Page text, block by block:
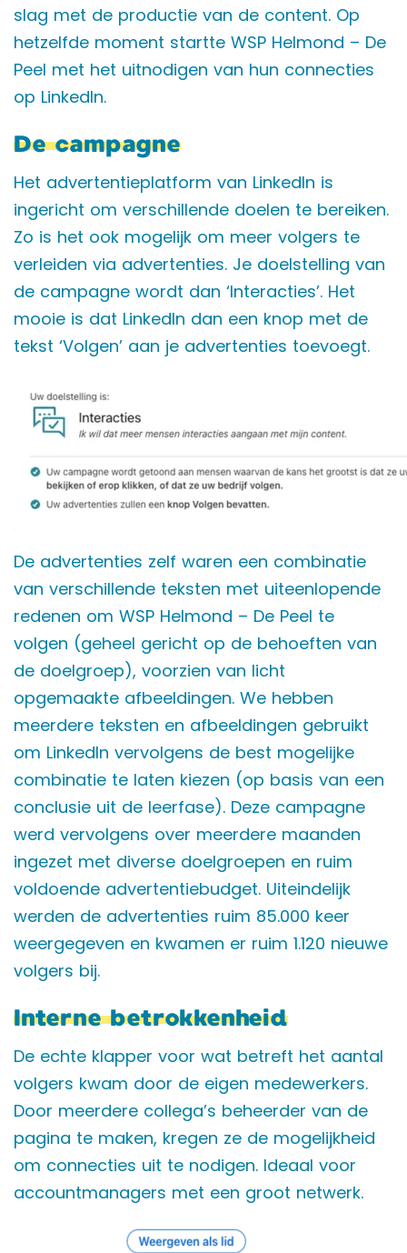
slag met de productie van de content. Op
hetzelfde moment startte WSP Helmond – De
Peel met het uitnodigen van hun connecties
op LinkedIn.
De campagne
Het advertentieplatform van LinkedIn is
ingericht om verschillende doelen te bereiken.
Zo is het ook mogelijk om meer volgers te
verleiden via advertenties. Je doelstelling van
de campagne wordt dan ‘Interacties’. Het
mooie is dat LinkedIn dan een knop met de
tekst ‘Volgen’ aan je advertenties toevoegt.
De advertenties zelf waren een combinatie
van verschillende teksten met uiteenlopende
redenen om WSP Helmond – De Peel te
volgen (geheel gericht op de behoeften van
de doelgroep), voorzien van licht
opgemaakte afbeeldingen. We hebben
meerdere teksten en afbeeldingen gebruikt
om LinkedIn vervolgens de best mogelijke
combinatie te laten kiezen (op basis van een
conclusie uit de leerfase). Deze campagne
werd vervolgens over meerdere maanden
ingezet met diverse doelgroepen en ruim
voldoende advertentiebudget. Uiteindelijk
werden de advertenties ruim 85.000 keer
weergegeven en kwamen er ruim 1.120 nieuwe
volgers bij.
Interne betrokkenheid
De echte klapper voor wat betreft het aantal
volgers kwam door de eigen medewerkers.
Door meerdere collega’s beheerder van de
pagina te maken, kregen ze de mogelijkheid
om connecties uit te nodigen. Ideaal voor
accountmanagers met een groot netwerk.